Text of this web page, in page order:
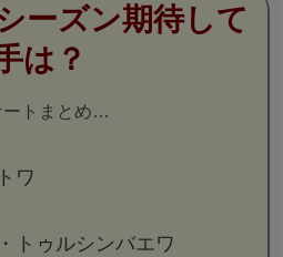
ーズン期待して
は？
ートまとめ…
ワ
トゥルシンバエワ